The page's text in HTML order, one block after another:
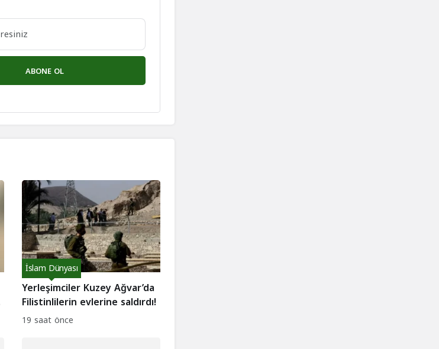
ABONE OL
Yerleşimciler Kuzey Ağvar’da
Filistinlilerin evlerine saldırdı!
İslam Dünyası
19 saat önce